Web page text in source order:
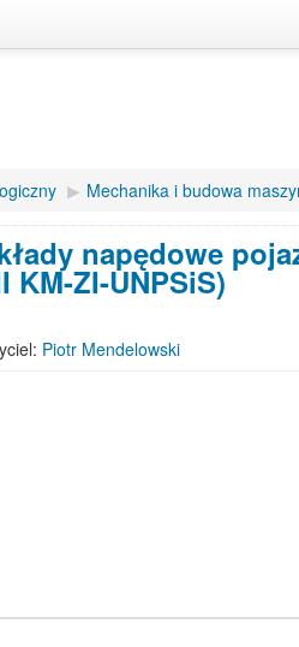
▶︎ Mechanika i budowa
napędowe
KM-ZI-UNPSiS)
Piotr Mendelowski